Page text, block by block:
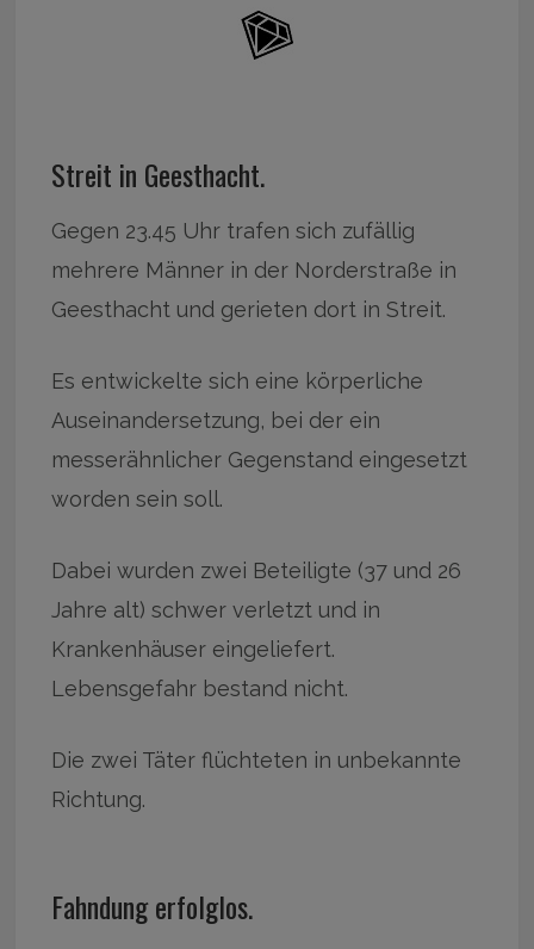
Streit in Geesthacht.
Gegen 23.45 Uhr trafen sich zufällig
mehrere Männer in der Norderstraße in
Geesthacht und gerieten dort in Streit.
Es entwickelte sich eine körperliche
Auseinandersetzung, bei der ein
messerähnlicher Gegenstand eingesetzt
worden sein soll.
Dabei wurden zwei Beteiligte (37 und 26
Jahre alt) schwer verletzt und in
Krankenhäuser eingeliefert.
Lebensgefahr bestand nicht.
Die zwei Täter flüchteten in unbekannte
Richtung.
Fahndung erfolglos.